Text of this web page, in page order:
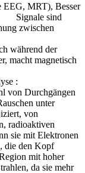
MRT), Besser
Signale sind
zwischen
während der
magnetisch
:
von Durchgängen
unter
von
radioaktiven
sie mit Elektronen
die den Kopf
mit hoher
da sie mehr